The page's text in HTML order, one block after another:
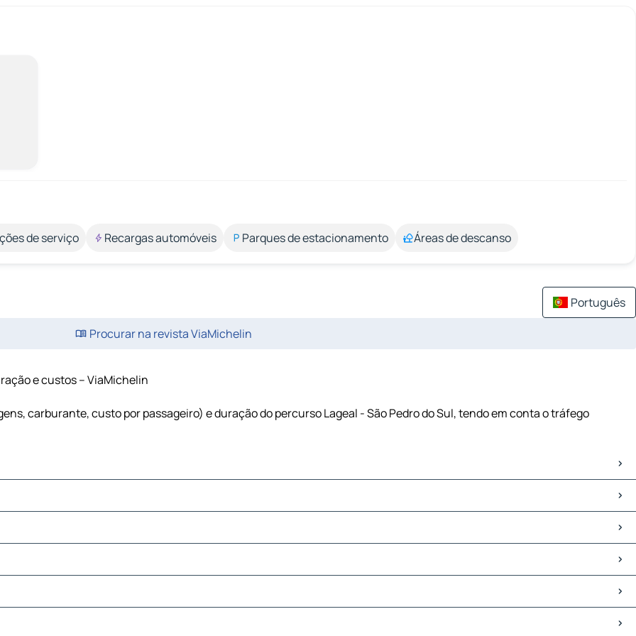
de serviço Recargas automóveis Parques de estacionamento Áreas de descanso
Português
Procurar na revista ViaMichelin
e custos – ViaMichelin
carburante, custo por passageiro) e duração do percurso Lageal - São Pedro do Sul, tendo em conta o tráfego